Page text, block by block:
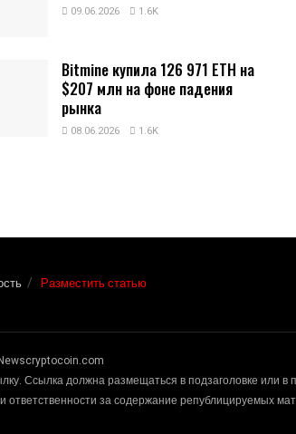
09.06.2026 1.6K
Bitmine купила 126 971 ETH на
$207 млн на фоне падения
рынка
08.06.2026 1.6K
Разместить статью
Ссылка должна размещаться в подзаголовке или в
ответственности за содержание републицируемых